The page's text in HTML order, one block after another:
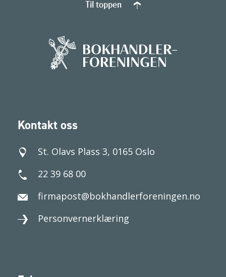
Kontakt oss
St. Olavs Plass 3, 0165 Oslo
22 39 68 00
firmapost@bokhandlerforeningen.no
Personvernerklæring
Til toppen